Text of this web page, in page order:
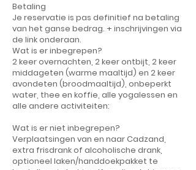
Betaling
Je reservatie is pas definitief na betaling
van het ganse bedrag. + inschrijvingen via
de link onderaan.
Wat is er inbegrepen?
2 keer overnachten, 2 keer ontbijt, 2 keer
middageten (warme maaltijd) en 2 keer
avondeten (broodmaaltijd), onbeperkt
water, thee en koffie, alle yogalessen en
alle andere activiteiten:
Wat is er niet inbegrepen?
Verplaatsingen van en naar Cadzand,
extra frisdrank of alcoholische drank,
optioneel laken/handdoekpakket te